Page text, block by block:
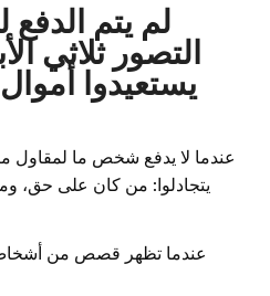
لم يتم
التصور ثلاثي
يستعيدوا
عندما لا يدفع شخص ما لمقاول
يتجادلوا: من كان على حق،
عندما تظهر قصص من